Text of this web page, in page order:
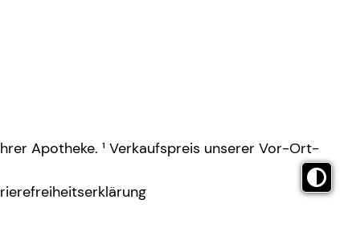
Apotheke. ¹ Verkaufspreis unserer Vor-Ort-